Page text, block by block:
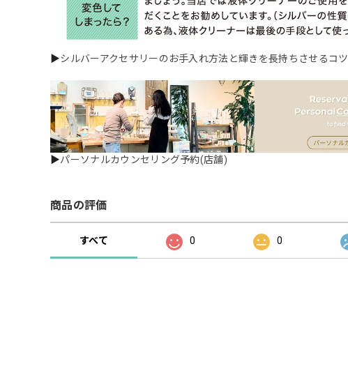
▶シルバーアクセサリーのお手入れ方法と輝きを長持ちさせるコツ
▶パーソナルカウンセリング予約(店舗)
商品の評価
すべて 0 0